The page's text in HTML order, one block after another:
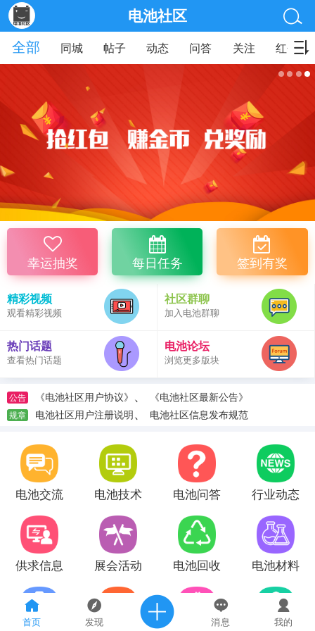
首页 发现 消息 我的
电池社区
全部
同城 帖子 动态 问答 关注 红包
幸运抽奖 每日任务 签到有奖
精彩视频
观看精彩视频
社区群聊
加入电池群聊
热门话题
查看热门话题
电池论坛
浏览更多版块
公告 《电池社区用户协议》 、 《电池社区最新公告》
规章 电池社区用户注册说明、 电池社区信息发布规范
电池交流 电池技术 电池问答 行业动态
供求信息 展会活动 电池回收 电池材料